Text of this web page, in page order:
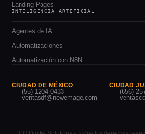
Landing Pages
INTELIGENCIA ARTIFICIAL
Agentes de IA
Automatizaciones
Automatización con N8N
CIUDAD DE MÉXICO
(55) 1204-0433
ventasdf@newemage.com
CIUDAD
(656)